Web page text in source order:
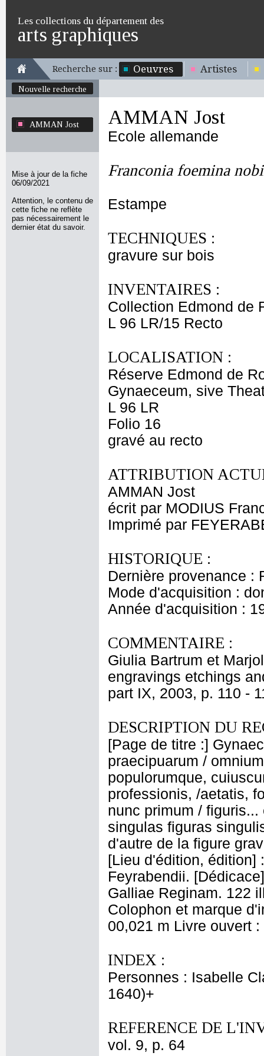
Les collections du département des
arts graphiques
Recherche sur : Oeuvres Artistes
Nouvelle recherche
AMMAN Jost
Mise à jour de la fiche
06/09/2021
Attention, le contenu de
cette fiche ne reflète
pas nécessairement le
dernier état du savoir.
AMMAN Jost
Ecole allemande
Franconia foemina
Estampe
TECHNIQUES :
gravure sur bois
INVENTAIRES :
Collection Edmond de
L 96 LR/15 Recto
LOCALISATION :
Réserve Edmond de
Gynaeceum, sive
L 96 LR
Folio 16
gravé au recto
ATTRIBUTION
AMMAN Jost
écrit par MODIUS
Imprimé par
HISTORIQUE :
Dernière provenance :
Mode d'acquisition :
Année d'acquisition :
COMMENTAIRE :
Giulia Bartrum et
engravings etchings
part IX, 2003, p. 110 -
DESCRIPTION DU
[Page de titre :]
praecipuarum /
populorumque,
professionis, /aetatis,
nunc primum /
singulas figuras
d'autre de la figure
[Lieu d'édition, édition]
Feyrabendii.
Galliae Reginam. 122
Colophon et marque
00,021 m Livre ouvert
INDEX :
Personnes : Isabelle
1640)+
REFERENCE DE
vol. 9, p. 64